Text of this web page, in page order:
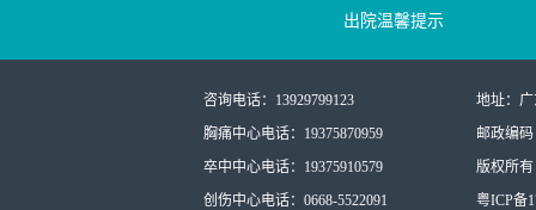
出院温馨提示
咨询电话：13929799123
胸痛中心电话：19375870959
卒中中心电话：19375910579
创伤中心电话：0668-5522091
地址：
邮政编码
版权所
粤ICP备